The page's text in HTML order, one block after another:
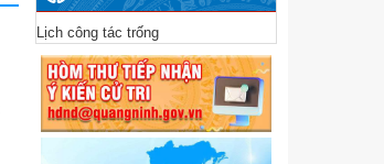
Lịch công tác trống